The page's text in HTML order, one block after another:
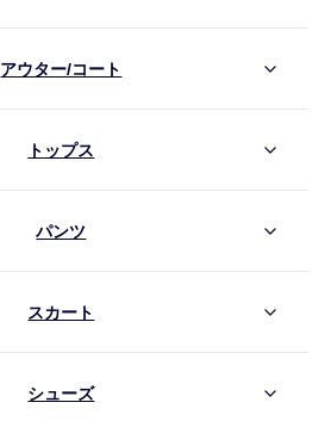
アウター/コート
トップス
パンツ
スカート
シューズ